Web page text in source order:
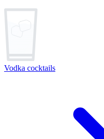
Vodka cocktails